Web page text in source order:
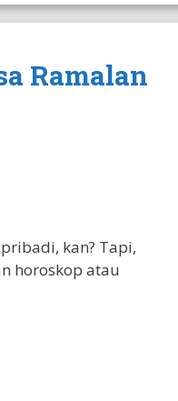
Ramalan
kan? Tapi,
horoskop atau